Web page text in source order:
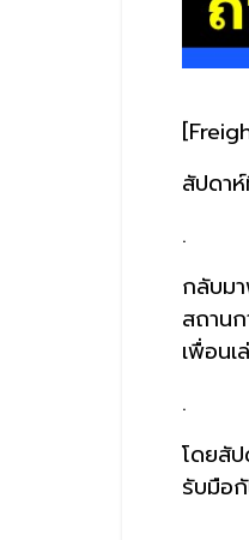
สัปดา
.
กลับม
สถาน
เพื่อนเ
.
โดยสั
รับมือ